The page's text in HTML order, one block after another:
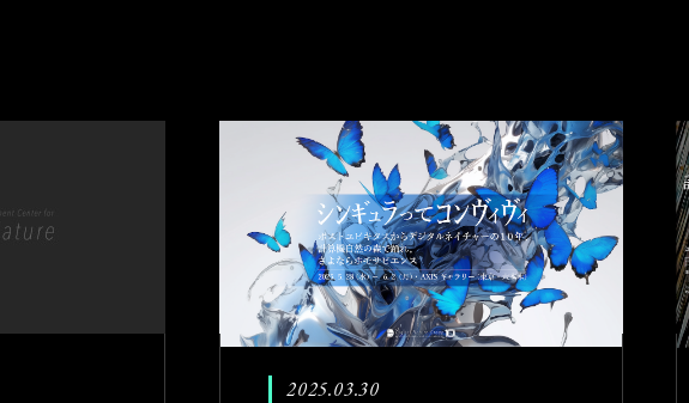
2025.03.30